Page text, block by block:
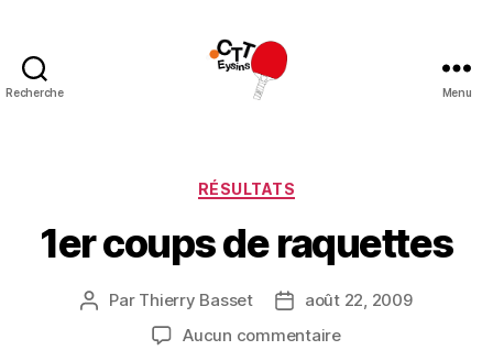
Recherche Menu
Catégories
RÉSULTATS
1er coups de raquettes
Auteur
Par Thierry Basset
Dateaoût 22, 2009
Aucun commentairesur